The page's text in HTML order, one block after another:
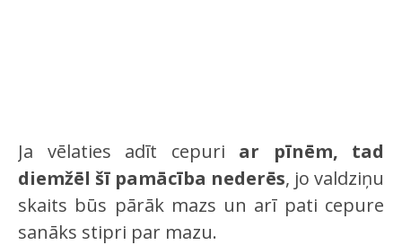
Ja vēlaties adīt cepuri ar pīnēm, tad
diemžēl šī pamācība nederēs, jo valdziņu
skaits būs pārāk mazs un arī pati cepure
sanāks stipri par mazu.